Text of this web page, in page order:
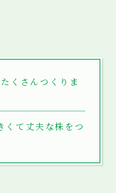
くさんつくりま
くて丈夫な株をつ